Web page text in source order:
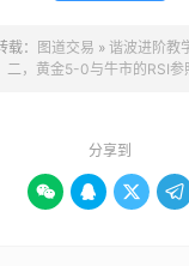
： 图道交易 » 谐波进阶教
二，黄金5-0与牛市的RSI参
分享到
   